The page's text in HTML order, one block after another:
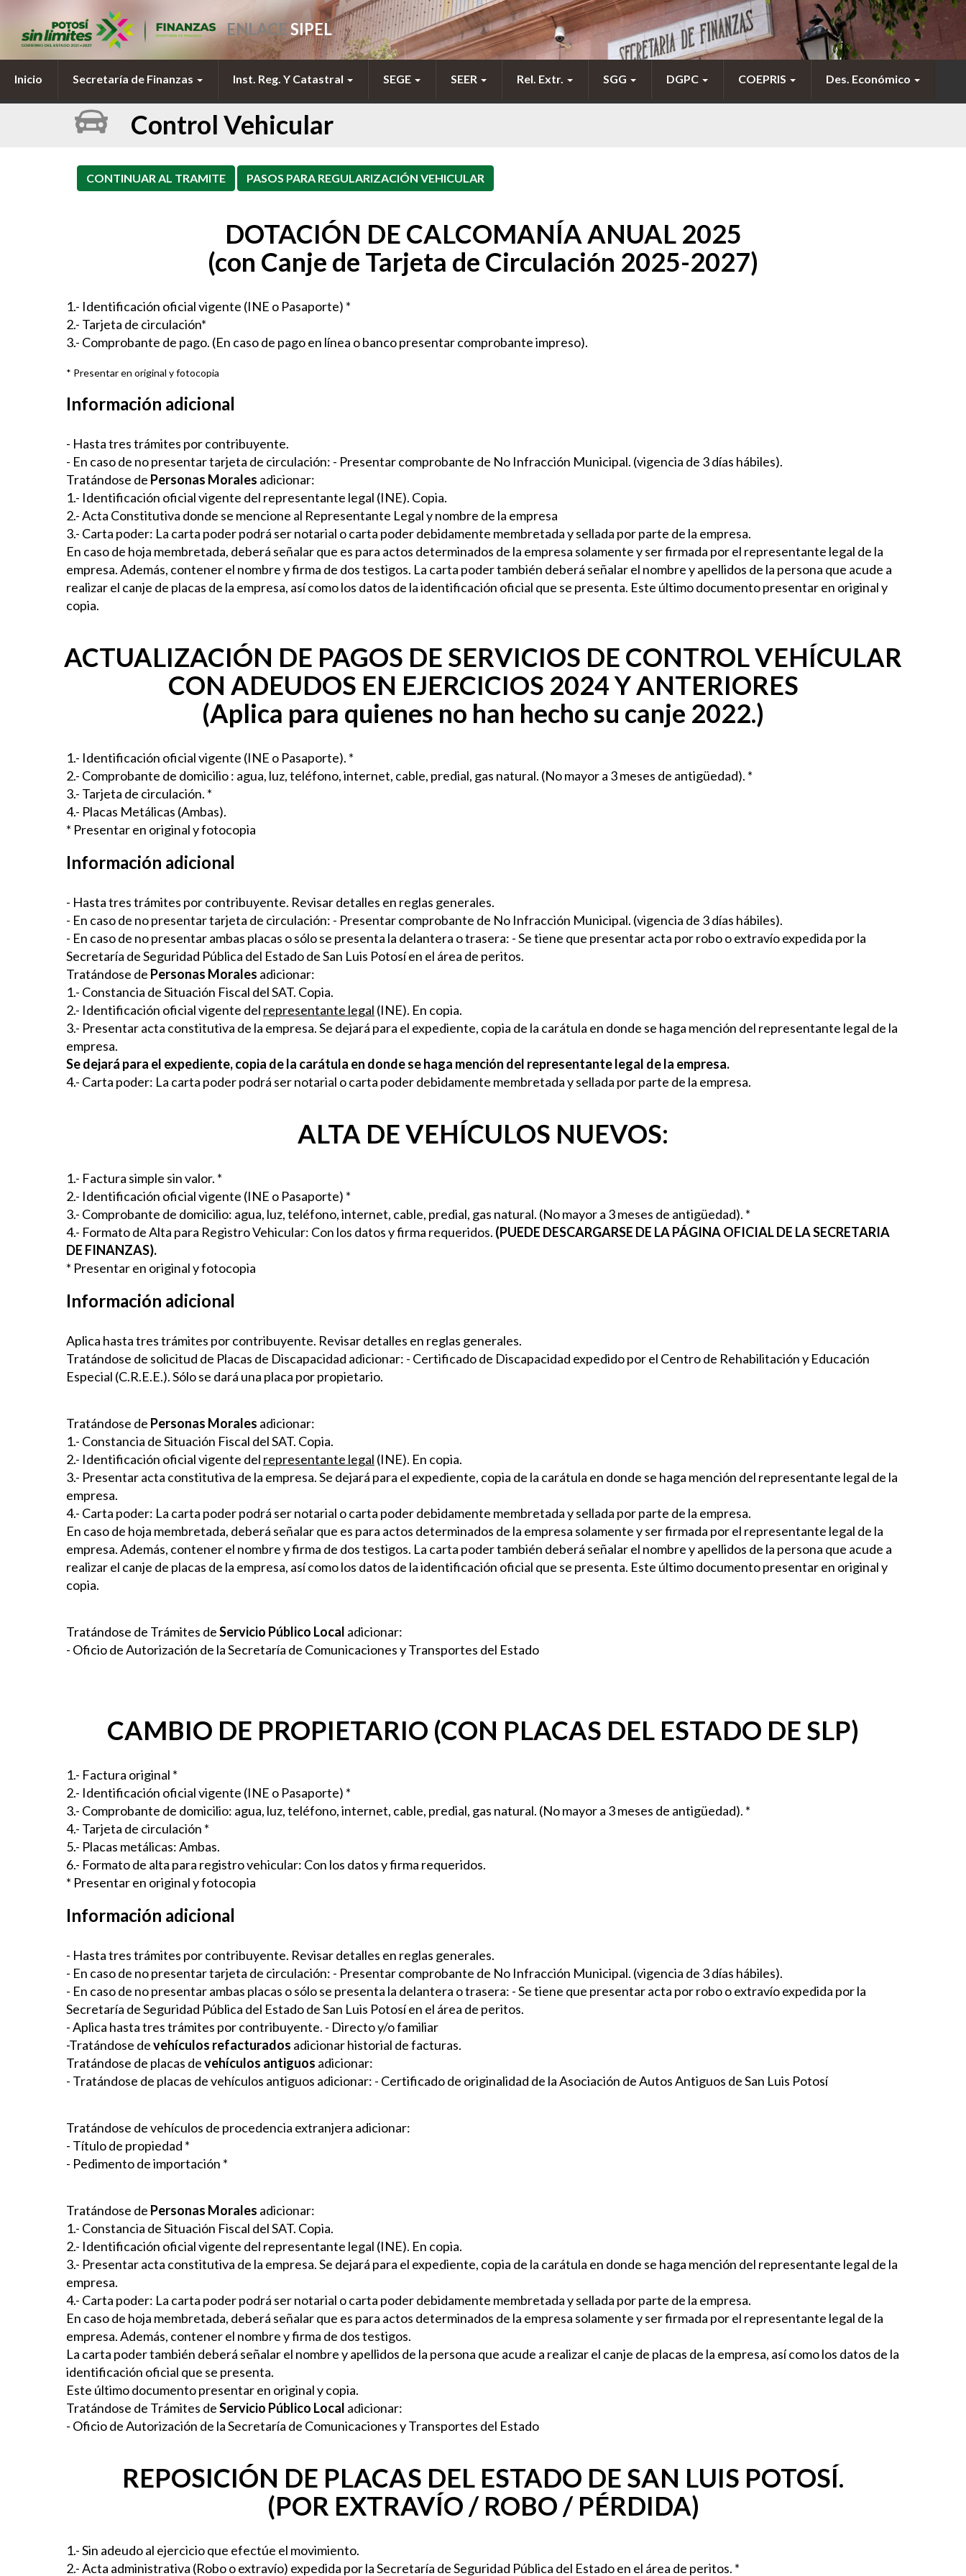
ENLACESIPEL
Inicio Secretaría de Finanzas Inst. Reg. Y Catastral SEGE SEER Rel. Extr. SGG DGPC COEPRIS Des. Económico
Control Vehicular
DOTACIÓN DE CALCOMANÍA ANUAL 2025
(con Canje de Tarjeta de Circulación 2025-2027)
1.- Identificación oficial vigente (INE o Pasaporte) *
2.- Tarjeta de circulación*
3.- Comprobante de pago. (En caso de pago en línea o banco presentar comprobante impreso).
* Presentar en original y fotocopia
Información adicional
- Hasta tres trámites por contribuyente.
- En caso de no presentar tarjeta de circulación: - Presentar comprobante de No Infracción Municipal. (vigencia de 3 días hábiles).
Tratándose de Personas Morales adicionar:
1.- Identificación oficial vigente del representante legal (INE). Copia.
2.- Acta Constitutiva donde se mencione al Representante Legal y nombre de la empresa
3.- Carta poder: La carta poder podrá ser notarial o carta poder debidamente membretada y sellada por parte de la empresa.
En caso de hoja membretada, deberá señalar que es para actos determinados de la empresa solamente y ser firmada por el representante legal de la
empresa. Además, contener el nombre y firma de dos testigos. La carta poder también deberá señalar el nombre y apellidos de la persona que acude a
realizar el canje de placas de la empresa, así como los datos de la identificación oficial que se presenta. Este último documento presentar en original y
copia.
ACTUALIZACIÓN DE PAGOS DE SERVICIOS DE CONTROL VEHÍCULAR
CON ADEUDOS EN EJERCICIOS 2024 Y ANTERIORES
(Aplica para quienes no han hecho su canje 2022.)
1.- Identificación oficial vigente (INE o Pasaporte). *
2.- Comprobante de domicilio: agua, luz, teléfono, internet, cable, predial, gas natural. (No mayor a 3 meses de antigüedad). *
3.- Tarjeta de circulación. *
4.- Placas Metálicas (Ambas).
* Presentar en original y fotocopia
Información adicional
- Hasta tres trámites por contribuyente. Revisar detalles en reglas generales.
- En caso de no presentar tarjeta de circulación: - Presentar comprobante de No Infracción Municipal. (vigencia de 3 días hábiles).
- En caso de no presentar ambas placas o sólo se presenta la delantera o trasera: - Se tiene que presentar acta por robo o extravío expedida por la
Secretaría de Seguridad Pública del Estado de San Luis Potosí en el área de peritos.
Tratándose de Personas Morales adicionar:
1.- Constancia de Situación Fiscal del SAT. Copia.
2.- Identificación oficial vigente del representante legal (INE). En copia.
3.- Presentar acta constitutiva de la empresa. Se dejará para el expediente, copia de la carátula en donde se haga mención del representante legal de la
empresa.
Se dejará para el expediente, copia de la carátula en donde se haga mención del representante legal de la empresa.
4.- Carta poder: La carta poder podrá ser notarial o carta poder debidamente membretada y sellada por parte de la empresa.
ALTA DE VEHÍCULOS NUEVOS:
1.- Factura simple sin valor. *
2.- Identificación oficial vigente (INE o Pasaporte) *
3.- Comprobante de domicilio: agua, luz, teléfono, internet, cable, predial, gas natural. (No mayor a 3 meses de antigüedad). *
4.- Formato de Alta para Registro Vehicular: Con los datos y firma requeridos. (PUEDE DESCARGARSE DE LA PÁGINA OFICIAL DE LA SECRETARIA
DE FINANZAS).
* Presentar en original y fotocopia
Información adicional
Aplica hasta tres trámites por contribuyente. Revisar detalles en reglas generales.
Tratándose de solicitud de Placas de Discapacidad adicionar: - Certificado de Discapacidad expedido por el Centro de Rehabilitación y Educación
Especial (C.R.E.E.). Sólo se dará una placa por propietario.
Tratándose de Personas Morales adicionar:
1.- Constancia de Situación Fiscal del SAT. Copia.
2.- Identificación oficial vigente del representante legal (INE). En copia.
3.- Presentar acta constitutiva de la empresa. Se dejará para el expediente, copia de la carátula en donde se haga mención del representante legal de la
empresa.
4.- Carta poder: La carta poder podrá ser notarial o carta poder debidamente membretada y sellada por parte de la empresa.
En caso de hoja membretada, deberá señalar que es para actos determinados de la empresa solamente y ser firmada por el representante legal de la
empresa. Además, contener el nombre y firma de dos testigos. La carta poder también deberá señalar el nombre y apellidos de la persona que acude a
realizar el canje de placas de la empresa, así como los datos de la identificación oficial que se presenta. Este último documento presentar en original y
copia.
Tratándose de Trámites deServicio Público Local adicionar:
- Oficio de Autorización de la Secretaría de Comunicaciones y Transportes del Estado
CAMBIO DE PROPIETARIO (CON PLACAS DEL ESTADO DE SLP)
1.- Factura original *
2.- Identificación oficial vigente (INE o Pasaporte) *
3.- Comprobante de domicilio: agua, luz, teléfono, internet, cable, predial, gas natural. (No mayor a 3 meses de antigüedad). *
4.- Tarjeta de circulación *
5.- Placas metálicas: Ambas.
6.- Formato de alta para registro vehicular: Con los datos y firma requeridos.
* Presentar en original y fotocopia
Información adicional
- Hasta tres trámites por contribuyente. Revisar detalles en reglas generales.
- En caso de no presentar tarjeta de circulación: - Presentar comprobante de No Infracción Municipal. (vigencia de 3 días hábiles).
- En caso de no presentar ambas placas o sólo se presenta la delantera o trasera: - Se tiene que presentar acta por robo o extravío expedida por la
Secretaría de Seguridad Pública del Estado de San Luis Potosí en el área de peritos.
- Aplica hasta tres trámites por contribuyente. - Directo y/o familiar
-Tratándose devehículos refacturados adicionar historial de facturas.
Tratándose de placas devehículos antiguos adicionar:
- Tratándose de placas de vehículos antiguos adicionar: - Certificado de originalidad de la Asociación de Autos Antiguos de San Luis Potosí
Tratándose de vehículos de procedencia extranjera adicionar:
- Título de propiedad *
- Pedimento de importación *
Tratándose de Personas Morales adicionar:
1.- Constancia de Situación Fiscal del SAT. Copia.
2.- Identificación oficial vigente del representante legal (INE). En copia.
3.- Presentar acta constitutiva de la empresa. Se dejará para el expediente, copia de la carátula en donde se haga mención del representante legal de la
empresa.
4.- Carta poder: La carta poder podrá ser notarial o carta poder debidamente membretada y sellada por parte de la empresa.
En caso de hoja membretada, deberá señalar que es para actos determinados de la empresa solamente y ser firmada por el representante legal de la
empresa. Además, contener el nombre y firma de dos testigos.
La carta poder también deberá señalar el nombre y apellidos de la persona que acude a realizar el canje de placas de la empresa, así como los datos de la
identificación oficial que se presenta.
Este último documento presentar en original y copia.
Tratándose de Trámites deServicio Público Local adicionar:
- Oficio de Autorización de la Secretaría de Comunicaciones y Transportes del Estado
REPOSICIÓN DE PLACAS DEL ESTADO DE SAN LUIS POTOSÍ.
(POR EXTRAVÍO / ROBO / PÉRDIDA)
1.- Sin adeudo al ejercicio que efectúe el movimiento.
2.- Acta administrativa (Robo o extravío) expedida por la Secretaría de Seguridad Pública del Estado en el área de peritos. *